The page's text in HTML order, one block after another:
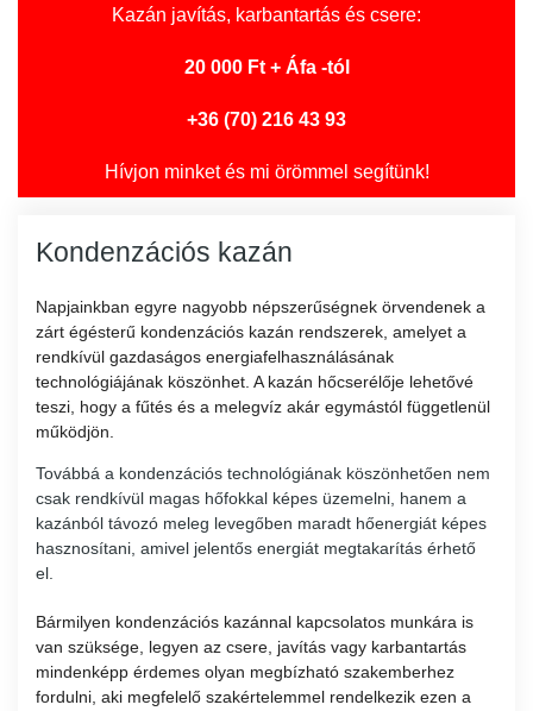
Kazán javítás, karbantartás és csere:
20 000 Ft + Áfa -tól
+36 (70) 216 43 93
Hívjon minket és mi örömmel segítünk!
Kondenzációs kazán
Napjainkban egyre nagyobb népszerűségnek örvendenek a
zárt égésterű kondenzációs kazán rendszerek, amelyet a
rendkívül gazdaságos energiafelhasználásának
technológiájának köszönhet. A kazán hőcserélője lehetővé
teszi, hogy a fűtés és a melegvíz akár egymástól függetlenül
működjön.
Továbbá a kondenzációs technológiának köszönhetően nem
csak rendkívül magas hőfokkal képes üzemelni, hanem a
kazánból távozó meleg levegőben maradt hőenergiát képes
hasznosítani, amivel jelentős energiát megtakarítás érhető
el.
Bármilyen kondenzációs kazánnal kapcsolatos munkára is
van szüksége, legyen az csere, javítás vagy karbantartás
mindenképp érdemes olyan megbízható szakemberhez
fordulni, aki megfelelő szakértelemmel rendelkezik ezen a